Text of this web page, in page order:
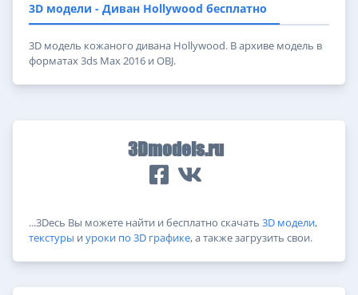
3D модели - Диван Hollywood бесплатно
3D модель кожаного дивана Hollywood. В архиве модель в
форматах 3ds Max 2016 и OBJ.
3Dmodels.ru
...3Dесь Вы можете найти и бесплатно скачать 3D модели,
текстуры и уроки по 3D графике, а также загрузить свои.